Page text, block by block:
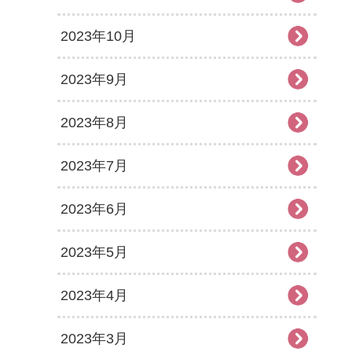
2023年10月
2023年9月
2023年8月
2023年7月
2023年6月
2023年5月
2023年4月
2023年3月